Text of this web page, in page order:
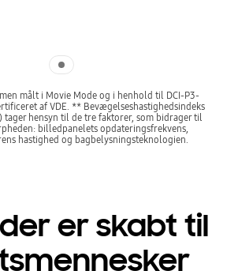
målt i Movie Mode og i henhold til DCI-P3-
af VDE. ** Bevægelseshastighedsindeks
tager hensyn til de tre faktorer, som bidrager til
billedpanelets opdateringsfrekvens,
hastighed og bagbelysningsteknologien.
er skabt til